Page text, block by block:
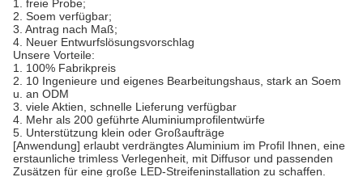
1. freie Probe;
2. Soem verfügbar;
3. Antrag nach Maß;
4. Neuer Entwurfslösungsvorschlag
Unsere Vorteile:
1. 100% Fabrikpreis
2. 10 Ingenieure und eigenes Bearbeitungshaus, stark an Soem
u. an ODM
3. viele Aktien, schnelle Lieferung verfügbar
4. Mehr als 200 geführte Aluminiumprofilentwürfe
5. Unterstützung klein oder Großaufträge
[Anwendung] erlaubt verdrängtes Aluminium im Profil Ihnen, eine
erstaunliche trimless Verlegenheit, mit Diffusor und passenden
Zusätzen für eine große LED-Streifeninstallation zu schaffen.